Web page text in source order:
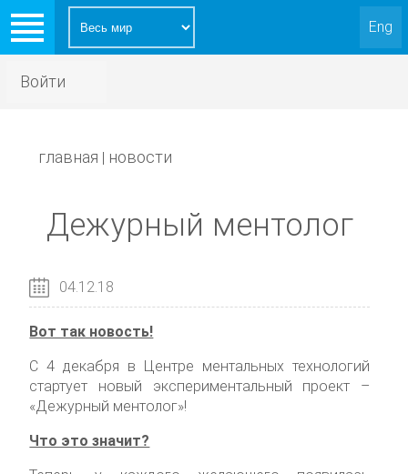
Eng
Войти
главная | новости
Дежурный ментолог
04.12.18
Вот так новость!
С 4 декабря в Центре ментальных технологий
стартует новый экспериментальный проект –
«Дежурный ментолог»!
Что это значит?